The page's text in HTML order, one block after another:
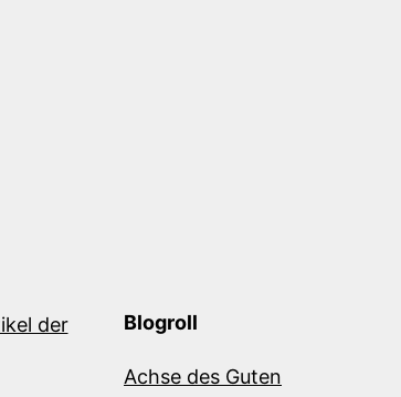
Blogroll
Achse des Guten